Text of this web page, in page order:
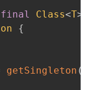
final Class<T>
{
getSingleton (